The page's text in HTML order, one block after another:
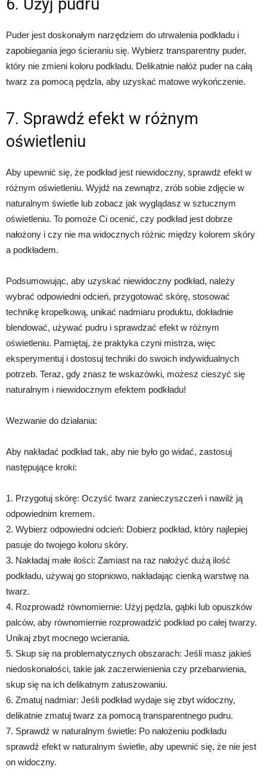
6. Użyj pudru
Puder jest doskonałym narzędziem do utrwalenia podkładu i
zapobiegania jego ścieraniu się. Wybierz transparentny puder,
który nie zmieni koloru podkładu. Delikatnie nałóż puder na całą
twarz za pomocą pędzla, aby uzyskać matowe wykończenie.
7. Sprawdź efekt w różnym
oświetleniu
Aby upewnić się, że podkład jest niewidoczny, sprawdź efekt w
różnym oświetleniu. Wyjdź na zewnątrz, zrób sobie zdjęcie w
naturalnym świetle lub zobacz jak wyglądasz w sztucznym
oświetleniu. To pomoże Ci ocenić, czy podkład jest dobrze
nałożony i czy nie ma widocznych różnic między kolorem skóry
a podkładem.
Podsumowując, aby uzyskać niewidoczny podkład, należy
wybrać odpowiedni odcień, przygotować skórę, stosować
technikę kropelkową, unikać nadmiaru produktu, dokładnie
blendować, używać pudru i sprawdzać efekt w różnym
oświetleniu. Pamiętaj, że praktyka czyni mistrza, więc
eksperymentuj i dostosuj techniki do swoich indywidualnych
potrzeb. Teraz, gdy znasz te wskazówki, możesz cieszyć się
naturalnym i niewidocznym efektem podkładu!
Wezwanie do działania:
Aby nakładać podkład tak, aby nie było go widać, zastosuj
następujące kroki:
1. Przygotuj skórę: Oczyść twarz zanieczyszczeń i nawilż ją
odpowiednim kremem.
2. Wybierz odpowiedni odcień: Dobierz podkład, który najlepiej
pasuje do twojego koloru skóry.
3. Nakładaj małe ilości: Zamiast na raz nałożyć dużą ilość
podkładu, używaj go stopniowo, nakładając cienką warstwę na
twarz.
4. Rozprowadź równomiernie: Użyj pędzla, gąbki lub opuszków
palców, aby równomiernie rozprowadzić podkład po całej twarzy.
Unikaj zbyt mocnego wcierania.
5. Skup się na problematycznych obszarach: Jeśli masz jakieś
niedoskonałości, takie jak zaczerwienienia czy przebarwienia,
skup się na ich delikatnym zatuszowaniu.
6. Zmatuj nadmiar: Jeśli podkład wydaje się zbyt widoczny,
delikatnie zmatuj twarz za pomocą transparentnego pudru.
7. Sprawdź w naturalnym świetle: Po nałożeniu podkładu
sprawdź efekt w naturalnym świetle, aby upewnić się, że nie jest
on widoczny.